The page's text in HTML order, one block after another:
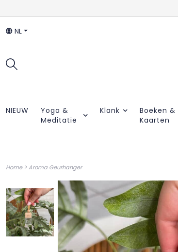
NL
NIEUW
Yoga &
Meditatie
Klank
Boeken &
Kaarten
Home>Aroma Geurhanger